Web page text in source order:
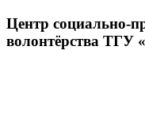
Центр социально-
волонтёрства ТГУ